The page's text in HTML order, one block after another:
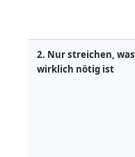
2. Nur streichen, was
wirklich nötig ist